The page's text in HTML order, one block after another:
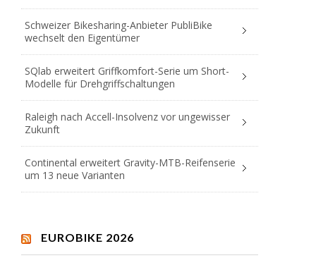
Schweizer Bikesharing-Anbieter PubliBike
wechselt den Eigentümer
SQlab erweitert Griffkomfort-Serie um Short-
Modelle für Drehgriffschaltungen
Raleigh nach Accell-Insolvenz vor ungewisser
Zukunft
Continental erweitert Gravity-MTB-Reifenserie
um 13 neue Varianten
EUROBIKE 2026